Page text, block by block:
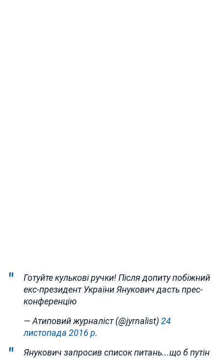
Готуйте кулькові ручки! Після допиту побіжний
екс-президент України Янукович дасть прес-
конференцію
— Атиповий журналіст (@jyrnalist) 24
листопада 2016 р.
Янукович запросив список питань...що б путін